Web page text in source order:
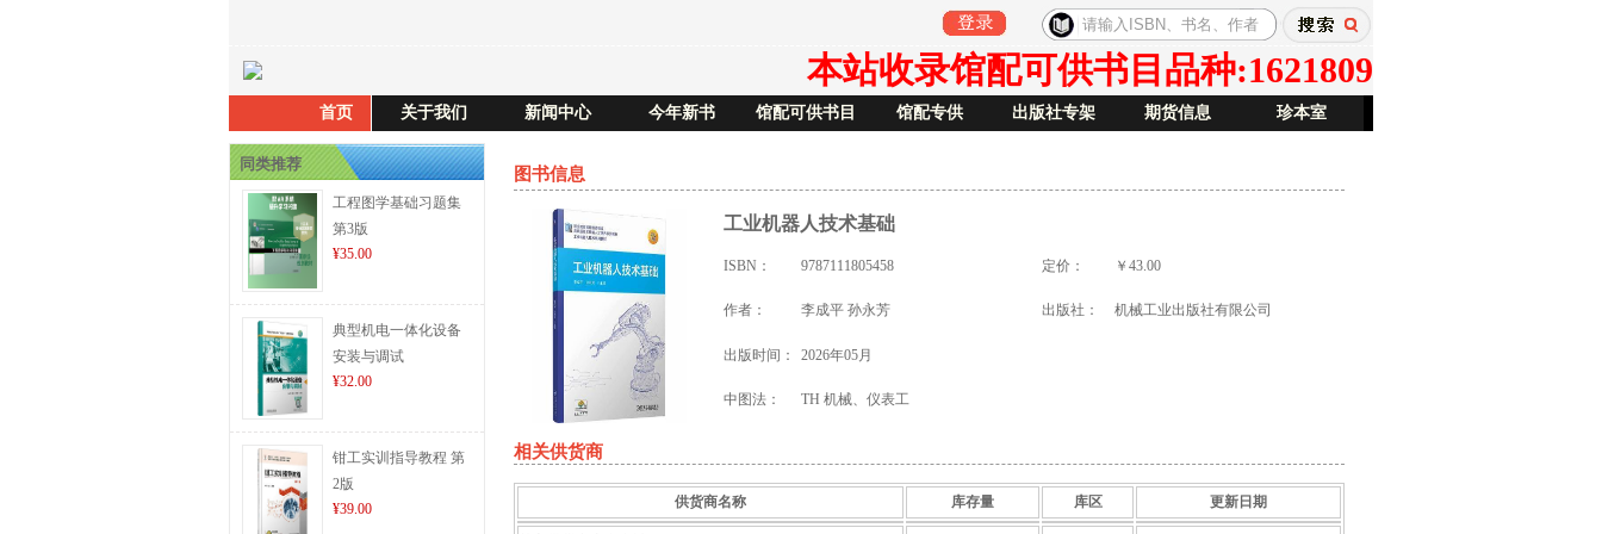
本站收录馆配可供书目品种:1621809
首页 关于我们 新闻中心 今年新书 馆配可供书目 馆配专供 出版社专架 期货信息 珍本室
同类推荐
工程图学基础习题集
第3版
¥35.00
典型机电一体化设备
安装与调试
¥32.00
钳工实训指导教程 第
2版
¥39.00
图书信息
工业机器人技术基础
ISBN： 9787111805458 定价： ￥43.00
作者： 李成平 孙永芳 出版社： 机械工业出版社有限公司
出版时间： 2026年05月
中图法： TH 机械、仪表工
相关供货商
供货商名称 库存量 库区 更新日期